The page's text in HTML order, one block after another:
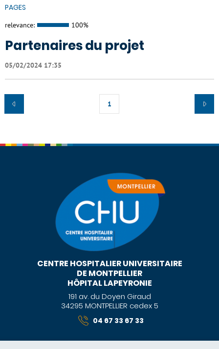
PAGES
relevance: 100%
Partenaires du projet
05/02/2024 17:35
1
CENTRE HOSPITALIER UNIVERSITAIRE
DE MONTPELLIER
HÔPITAL LAPEYRONIE
191 av. du Doyen Giraud
34295 MONTPELLIER cedex 5
04 67 33 67 33